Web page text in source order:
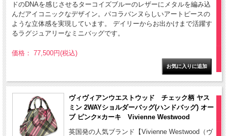
ドのDNAを感じさせるターコイズブルーのレザーにメタルを編み込
んだアイコニックなデザイン。パコラバンヌらしいアートピースの
ような立体感を実現しています。 デイリーからお出かけまで活躍す
るラグジュアリーなミニバッグです。
価格： 77,500円(税込)
ヴィヴィアンウエストウッド チェック柄 ヤス
ミン 2WAYショルダーバッグ(ハンドバッグ) オー
ブ ピンク×カーキ Vivienne Westwood
英国発の人気ブランド【Vivienne Westwood（ヴ